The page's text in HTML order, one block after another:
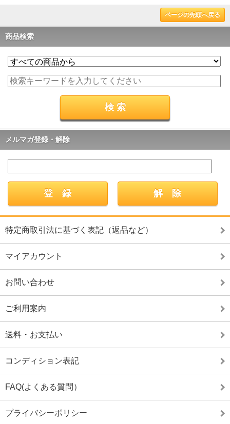
ページの先頭へ戻る
商品検索
メルマガ登録・解除
特定商取引法に基づく表記（返品など）
マイアカウント
お問い合わせ
ご利用案内
送料・お支払い
コンディション表記
FAQ(よくある質問）
プライバシーポリシー